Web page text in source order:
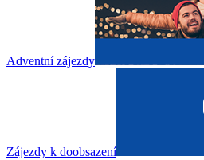
Adventní zájezdy
Zájezdy k doobsazení